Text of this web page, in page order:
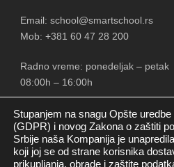
Email: school@smartschool.rs
Mob: +381 60 47 28 200
Radno vreme: ponedeljak – petak
08:00h – 16:00h
PRATITE NAS
Stupanjem na snagu Opšte
(GDPR) i novog Zakona o zaštiti
Srbije naša Kompanija je
koji joj se od strane korisnika
prikupljanja, obrade i zaštite